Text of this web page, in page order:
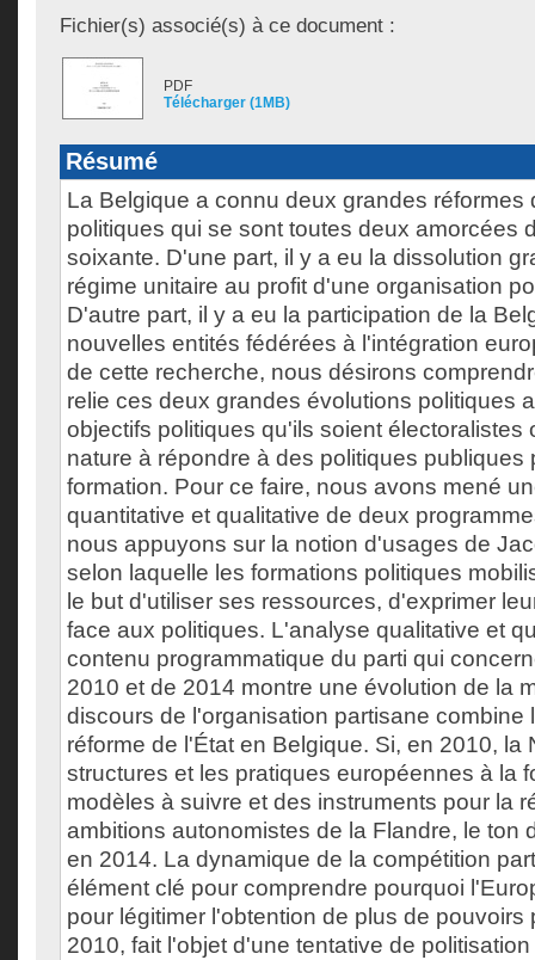
Fichier(s) associé(s) à ce document :
PDF
Télécharger (1MB)
Résumé
La Belgique a connu deux grandes réformes
politiques qui se sont toutes deux amorcées
soixante. D'une part, il y a eu la dissolution
régime unitaire au profit d'une organisation
D'autre part, il y a eu la participation de la
nouvelles entités fédérées à l'intégration
de cette recherche, nous désirons
relie ces deux grandes évolutions politiques
objectifs politiques qu'ils soient électoralistes
nature à répondre à des politiques publiques
formation. Pour ce faire, nous avons mené
quantitative et qualitative de deux
nous appuyons sur la notion d'usages de
selon laquelle les formations politiques
le but d'utiliser ses ressources, d'exprimer
face aux politiques. L'analyse qualitative et
contenu programmatique du parti qui
2010 et de 2014 montre une évolution de la
discours de l'organisation partisane combine
réforme de l'État en Belgique. Si, en 2010, la
structures et les pratiques européennes à la
modèles à suivre et des instruments pour la
ambitions autonomistes de la Flandre, le ton
en 2014. La dynamique de la compétition
élément clé pour comprendre pourquoi
pour légitimer l'obtention de plus de pouvoirs
2010, fait l'objet d'une tentative de